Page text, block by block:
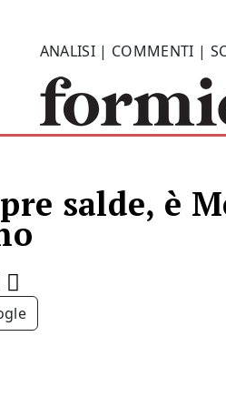
ANALISI | COMMENTI |
salde, è